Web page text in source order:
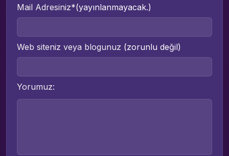
Mail Adresiniz*(yayınlanmayacak.)
Web siteniz veya blogunuz (zorunlu değil)
Yorumuz: